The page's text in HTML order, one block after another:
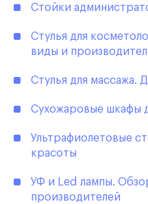
Стойки
Стулья для
виды и
Стулья для массажа.
Сухожаровые шкафы
Ультрафиолетовые
красоты
УФ и Led лампы.
производителей